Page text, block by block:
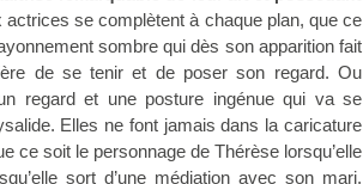
actrices se complètent à chaque plan, que ce
sombre qui dès son apparition fait
de se tenir et de poser son regard. Ou
regard et une posture ingénue qui va se
Elles ne font jamais dans la caricature
ce soit le personnage de Thérèse lorsqu’elle
sort d’une médiation avec son mari,